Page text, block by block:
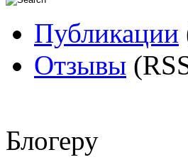
Публикации
Отзывы
Блогеру